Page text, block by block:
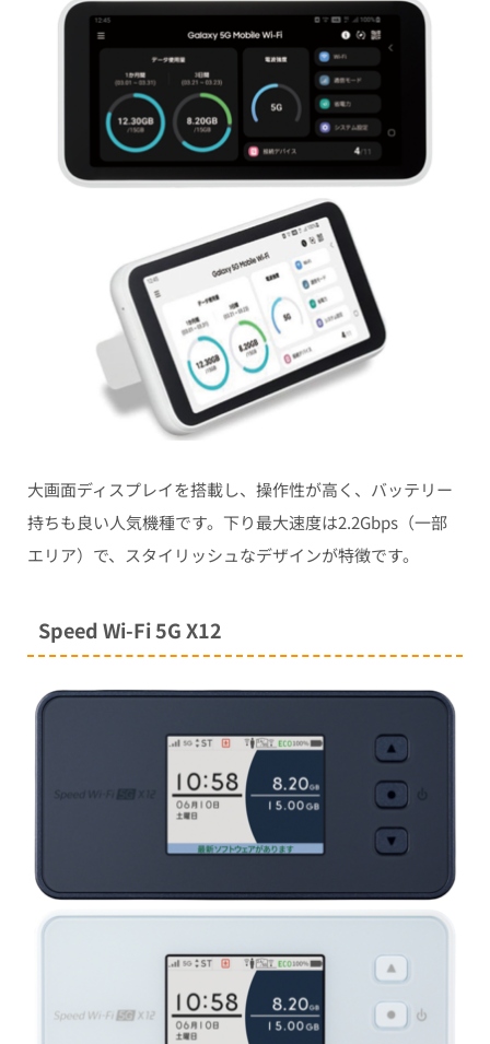
大画面ディスプレイを搭載し、操作性が高く、バッテリー
持ちも良い人気機種です。下り最大速度は2.2Gbps（一部
エリア）で、スタイリッシュなデザインが特徴です。
Speed Wi-Fi 5G X12